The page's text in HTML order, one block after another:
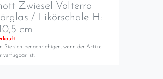
Zwiesel Volterra
/ Likörschale H:
cm
Sie sich benachrichigen, wenn der Artikel
verfügbar ist.